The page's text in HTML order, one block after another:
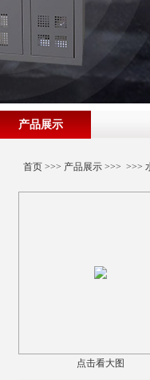
产品展示
首页>>> 产品展示>>> >>>
点击看大图